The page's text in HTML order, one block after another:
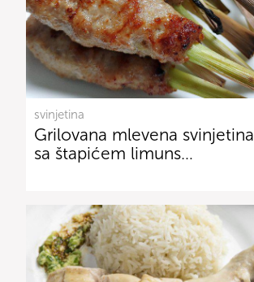
svinjetina
Grilovana mlevena svinjetina
sa štapićem limuns…